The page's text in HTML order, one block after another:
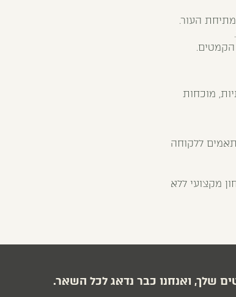
הקמטים.
מוכחות
ללקוחה
מקצועי ללא
שלך, ואנחנו כבר נדאג לכל השאר.